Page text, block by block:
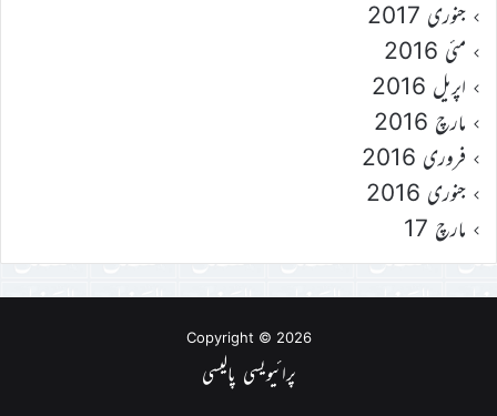
جنوری 2017
مئی 2016
اپریل 2016
مارچ 2016
فروری 2016
جنوری 2016
مارچ 17
Copyright © 2026
پرائیویسی پالیسی